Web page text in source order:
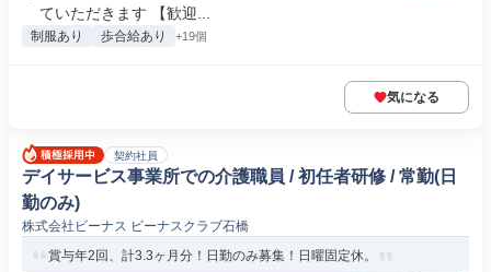
ていただきます 【歓迎...
制服あり 歩合給あり +19個
気になる
契約社員
デイサービス事業所での介護職員 / 初任者研修 / 常勤(日
勤のみ)
株式会社ビーナス ビーナスクラブ石橋
賞与年2回、計3.3ヶ月分！日勤のみ募集！日曜固定休。